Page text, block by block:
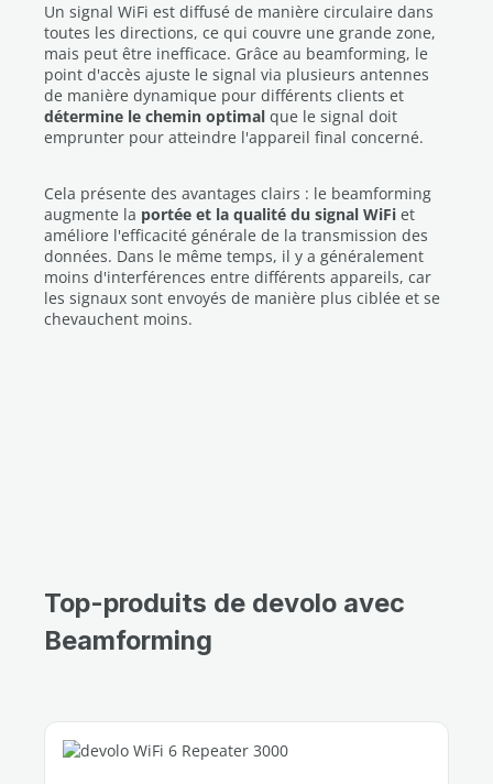
Un signal WiFi est diffusé de manière circulaire dans
toutes les directions, ce qui couvre une grande zone,
mais peut être inefficace. Grâce au beamforming, le
point d'accès ajuste le signal via plusieurs antennes
de manière dynamique pour différents clients et
détermine le chemin optimal que le signal doit
emprunter pour atteindre l'appareil final concerné.
Cela présente des avantages clairs : le beamforming
augmente la portée et la qualité du signal WiFi et
améliore l'efficacité générale de la transmission des
données. Dans le même temps, il y a généralement
moins d'interférences entre différents appareils, car
les signaux sont envoyés de manière plus ciblée et se
chevauchent moins.
Top-produits de devolo avec
Beamforming